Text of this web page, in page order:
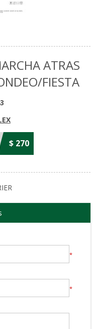
ATRAS
FIESTA
$ 270
*
*